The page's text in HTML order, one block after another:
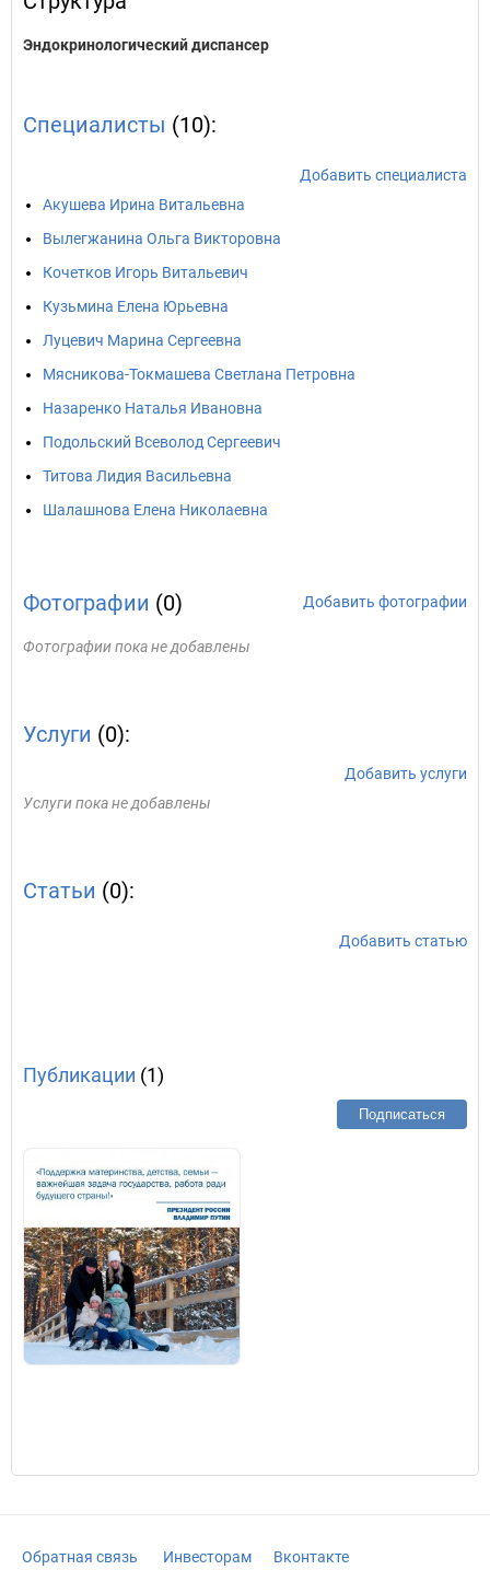
Эндокринологический диспансер
Специалисты (10):
Добавить специалиста
Акушева Ирина Витальевна
Вылегжанина Ольга Викторовна
Кочетков Игорь Витальевич
Кузьмина Елена Юрьевна
Луцевич Марина Сергеевна
Мясникова-Токмашева Светлана Петровна
Назаренко Наталья Ивановна
Подольский Всеволод Сергеевич
Титова Лидия Васильевна
Шалашнова Елена Николаевна
Фотографии (0) Добавить фотографии
Фотографии пока не добавлены
Услуги (0):
Добавить услуги
Услуги пока не добавлены
Статьи (0):
Добавить статью
Публикации (1)
Подписаться
Обратная связь Инвесторам Вконтакте